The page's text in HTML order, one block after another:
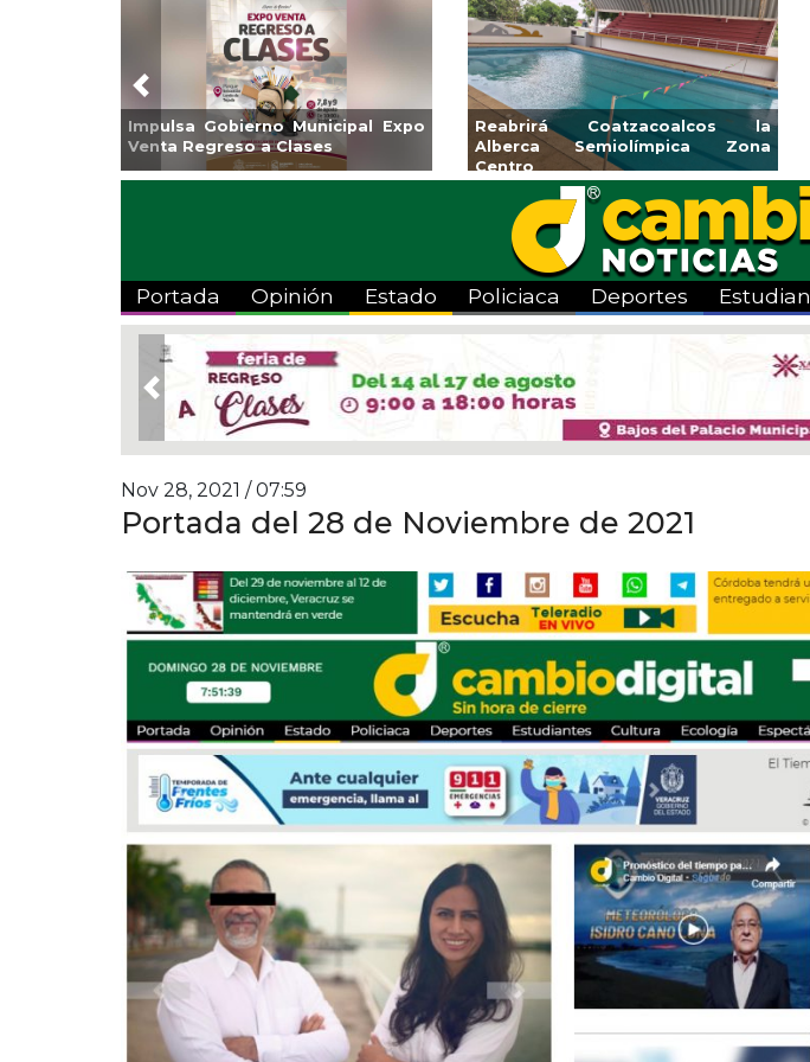
Guarniciones y banquetas para la
colonia El Mango en Pánuco
Emprendedores de Xalapa
exponen en Mercadito
Bicentenario
Previous
Portada Opinión Estado Policiaca Deportes
Previous
Nov 28, 2021 / 07:59
Portada del 28 de Noviembre de 2021